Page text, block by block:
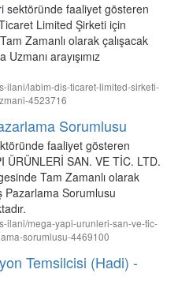
sektöründe faaliyet gösteren
Limited Şirketi için
Zamanlı olarak çalışacak
arayışımız
ilani/labim-dis-ticaret-limited-sirketi-
4523716
Sorumlusu
faaliyet gösteren
ÜRÜNLERİ SAN. VE TİC. LTD.
Tam Zamanlı olarak
Pazarlama Sorumlusu
ilani/mega-yapi-urunleri-san-ve-tic-
sorumlusu-4469100
Temsilcisi (Hadi) -